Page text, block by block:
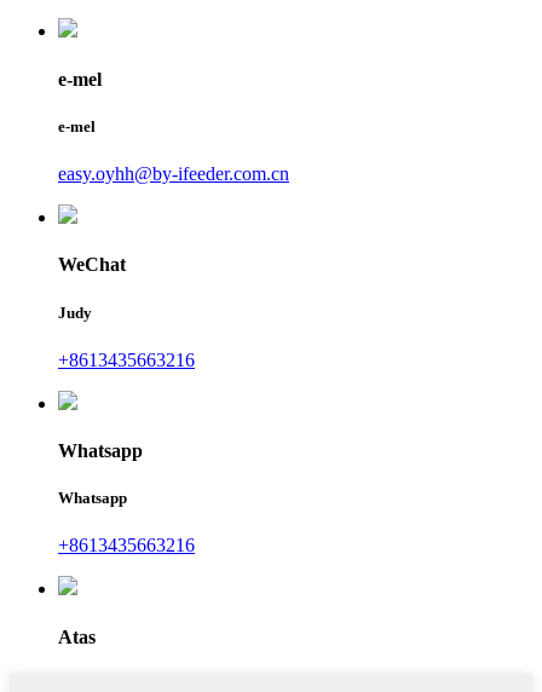
e-mel
e-mel
easy.oyhh@by-ifeeder.com.cn
WeChat
Judy
+8613435663216
Whatsapp
Whatsapp
+8613435663216
Atas